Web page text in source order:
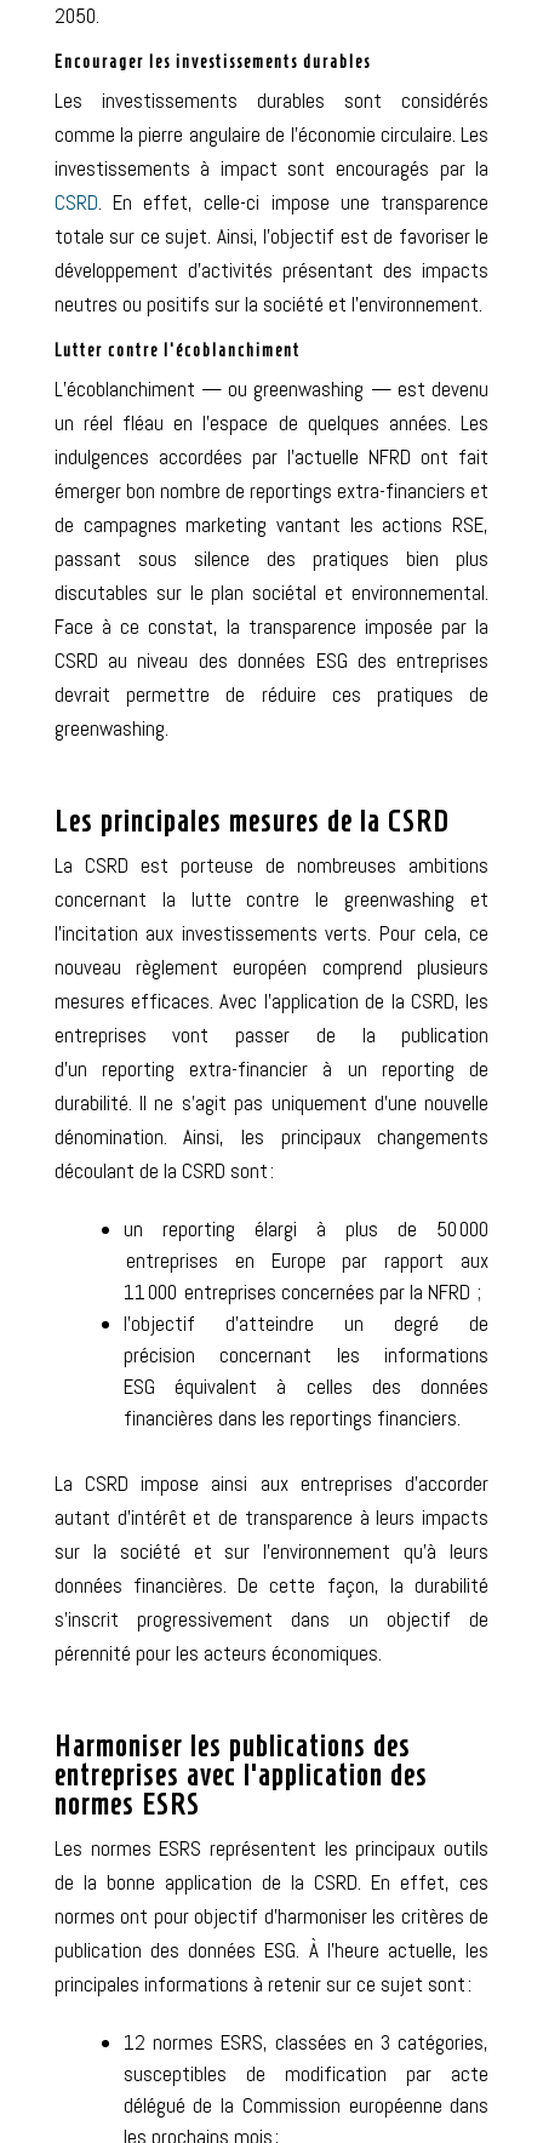
2050.
Encourager les investissements durables
Les investissements durables sont considérés
comme la pierre angulaire de l’économie circulaire.Les
investissements à impact sont encouragés par la
CSRD. En effet, celle-ci impose une transparence
totale sur ce sujet. Ainsi, l’objectif est de favoriser le
développement d’activités présentant des impacts
neutres ou positifs sur la société et l’environnement.
Lutter contre l’écoblanchiment
L’écoblanchiment — ou greenwashing — est devenu
un réel fléau en l’espace de quelques années. Les
indulgences accordées par l’actuelle NFRD ont fait
émerger bon nombre de reportings extra-financiers et
de campagnes marketing vantant les actions RSE,
passant sous silence des pratiques bien plus
discutables sur le plan sociétal et environnemental.
Face à ce constat, la transparence imposée par la
CSRD au niveau des données ESG des entreprises
devrait permettre de réduire ces pratiques de
greenwashing.
Les principales mesures de la CSRD
La CSRD est porteuse de nombreuses ambitions
concernant la lutte contre le greenwashing et
l’incitation aux investissements verts. Pour cela, ce
nouveau règlement européen comprend plusieurs
mesures efficaces. Avec l’application de la CSRD,les
entreprises vont passer de la publication
d’un reporting extra-financier à un reporting de
durabilité. Il ne s’agit pas uniquement d’une nouvelle
dénomination. Ainsi, les principaux changements
découlant de la CSRD sont :
un reporting élargi à plus de 50 000
entreprises en Europe par rapport aux
11 000 entreprises concernées par la NFRD ;
l’objectif d’atteindre undegré de
précision concernant les informations
ESGéquivalent à celles des données
financières dans les reportings financiers.
La CSRD impose ainsi aux entreprises d’accorder
autant d’intérêt et de transparence à leurs impacts
sur la société et sur l’environnement qu’à leurs
données financières. De cette façon, la durabilité
s’inscrit progressivement dans un objectif de
pérennité pour les acteurs économiques.
Harmoniser les publications des
entreprises avec l’application des
normes ESRS
Les normes ESRS représentent les principaux outils
de la bonne application de la CSRD. En effet, ces
normes ont pour objectif d’harmoniser les critères de
publication des données ESG. À l’heure actuelle, les
principales informations à retenir sur ce sujet sont :
12 normes ESRS, classées en 3 catégories,
susceptibles de modification par acte
délégué de la Commission européenne dans
les prochains mois ;